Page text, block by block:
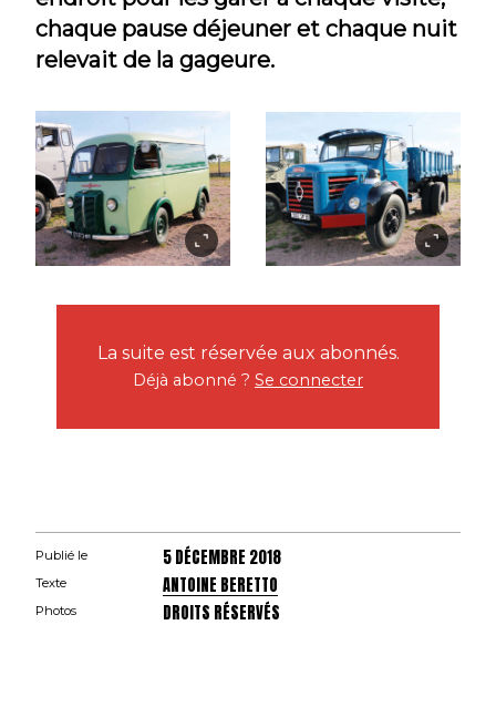
chaque pause déjeuner et chaque nuit
relevait de la gageure.
La suite est réservée aux abonnés.
Déjà abonné ? Se connecter
Publié le 5 DÉCEMBRE 2018
Texte ANTOINE BERETTO
Photos DROITS RÉSERVÉS